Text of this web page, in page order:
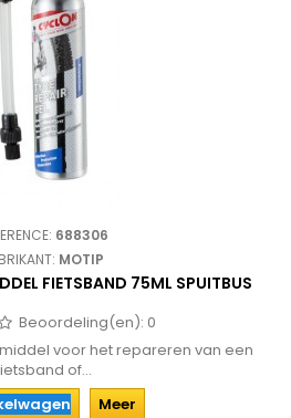
688306
MOTIP
FIETSBAND 75ML SPUITBUS
Beoordeling(en): 0
voor het repareren van een
of...
Meer